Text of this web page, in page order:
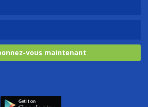
vous maintenant